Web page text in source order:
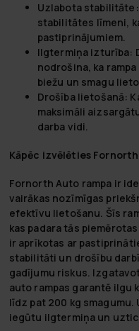
Uzlabota stabilitāte:
stabilitātes līmeni,
pastiprinājumiem.
Ilgtermiņa izturība:
nodrošina, ka
biežu un smagu
Drošība lietošanā:
maksimāli
darba vidi.
Kāpēc izvēlēties
Fornorth Auto rampa ir
vairākas nozīmīgas
efektīvu lietošanu. Šīs
kas padara tās
ir aprīkotas ar
stabilitāti un drošību
gadījumu riskus.
auto rampas garantē ilgu
līdz pat 200 kg
iegūtu ilgtermiņa un